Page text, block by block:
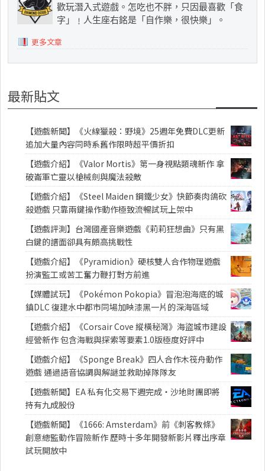
歡玩潛入式遊戲。怎吃也不胖，只因最喜歡「食
字」﹗人生座右銘是「自作樂，很快樂」。
更多文章
最新貼文
【遊戲新聞】《火線獵殺：野境》25週年免費DLC更新
追加大量內容同時系舊作限時超平價折扣
【遊戲介紹】《Valor Mortis》第一身視點類魂新作 拿
破崙軍亡靈以槍械劍與魔法殺敵
【遊戲介紹】《Steel Maiden 鋼鐵少女》快節奏肉鴿砍
殺遊戲 只靠兩鍵操作動作極致流暢試玩上架中
【遊戲評測】台灣國產音樂遊戲《莉莉狂想曲》只有黑
白鍵的譜面卻具有頗高挑戰性
【遊戲介紹】《Pyramidion》硬核雙人合作物理遊戲
扮演監工或苦工奮力鞭打對方前進
【媒體試玩】《Pokémon Pokopia》冒泡泡海底的城
鎮DLC 復建水中都市同場加映漆黑一片的深海區域
【遊戲介紹】《Corsair Cove 縱橫秘灣》海盜城市建設
經營新作 包含海戰與探索等要素1.0版極度好評中
【遊戲介紹】《Sponge Break》四人合作木筏舟動作
遊戲 通過語音協調與解謎並救助掉隊隊友
【遊戲新聞】EA 私有化交易下週完成・沙地財團即將
持有九成股份
【遊戲新聞】《1666: Amsterdam》前《刺客教條》
創意總監動作冒險新作 歷時十多年開發新影片釋出序章
試玩開放中